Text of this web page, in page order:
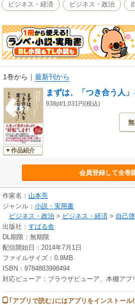
ビジネス・経済 ビジネス・政治
1巻から ｜ 最新刊から
作品紹介
まずは、「つき合う人」
938pt/1,031円(税込)
会員登録して全巻
作家名： 山本亮
ジャンル： 小説・実用書
ビジネス・政治 > ビジネス・経済 > 自己
出版社： すばる舎
DL期限：無期限
配信開始日：2014年7月1日
ファイルサイズ：0.8MB
ISBN：9784883998494
対応ビューア：ブラウザビューア、本棚アプ
｢アプリで読む｣にはアプリをインストール!